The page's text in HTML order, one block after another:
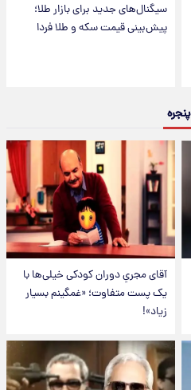
سیگنال‌های جدید برای بازار طلا؛
پیش‌بینی قیمت سکه و طلا فردا
پنجره
آقای مجریِ دوران کودکی خیلی‌ها با
یک پست متفاوت؛ «غمگینم بسیار
زیاد»!